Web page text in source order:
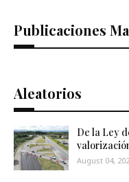
Publicaciones
Aleatorios
De la Ley
August 04,